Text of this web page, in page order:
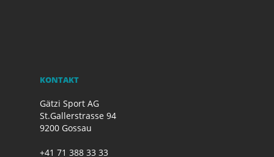
KONTAKT
Gätzi Sport AG
St.Gallerstrasse 94
9200 Gossau
+41 71 388 33 33